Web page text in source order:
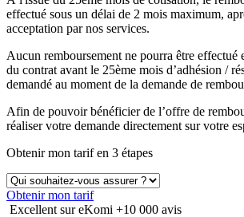
effectué sous un délai de 2 mois maximum,
acceptation par nos services.
Aucun remboursement ne pourra être effectué
du contrat avant le 25ème mois d’adhésion /
demandé au moment de la demande de
Afin de pouvoir bénéficier de l’offre de
réaliser votre demande directement sur votre
Obtenir mon tarif en 3 étapes
Obtenir mon tarif
Excellent sur eKomi +10 000 avis